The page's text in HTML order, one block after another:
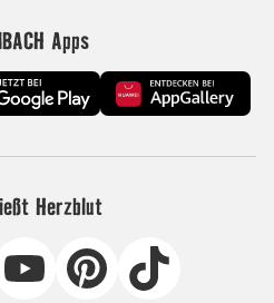
Apps
Herzblut